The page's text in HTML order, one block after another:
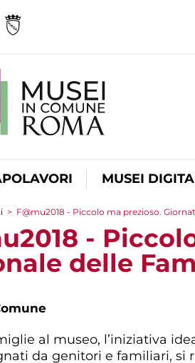
MUSEI
> F@mu2018 - Piccolo ma prezioso.
-
delle
al museo, l’iniziativa
da genitori e familiari, si